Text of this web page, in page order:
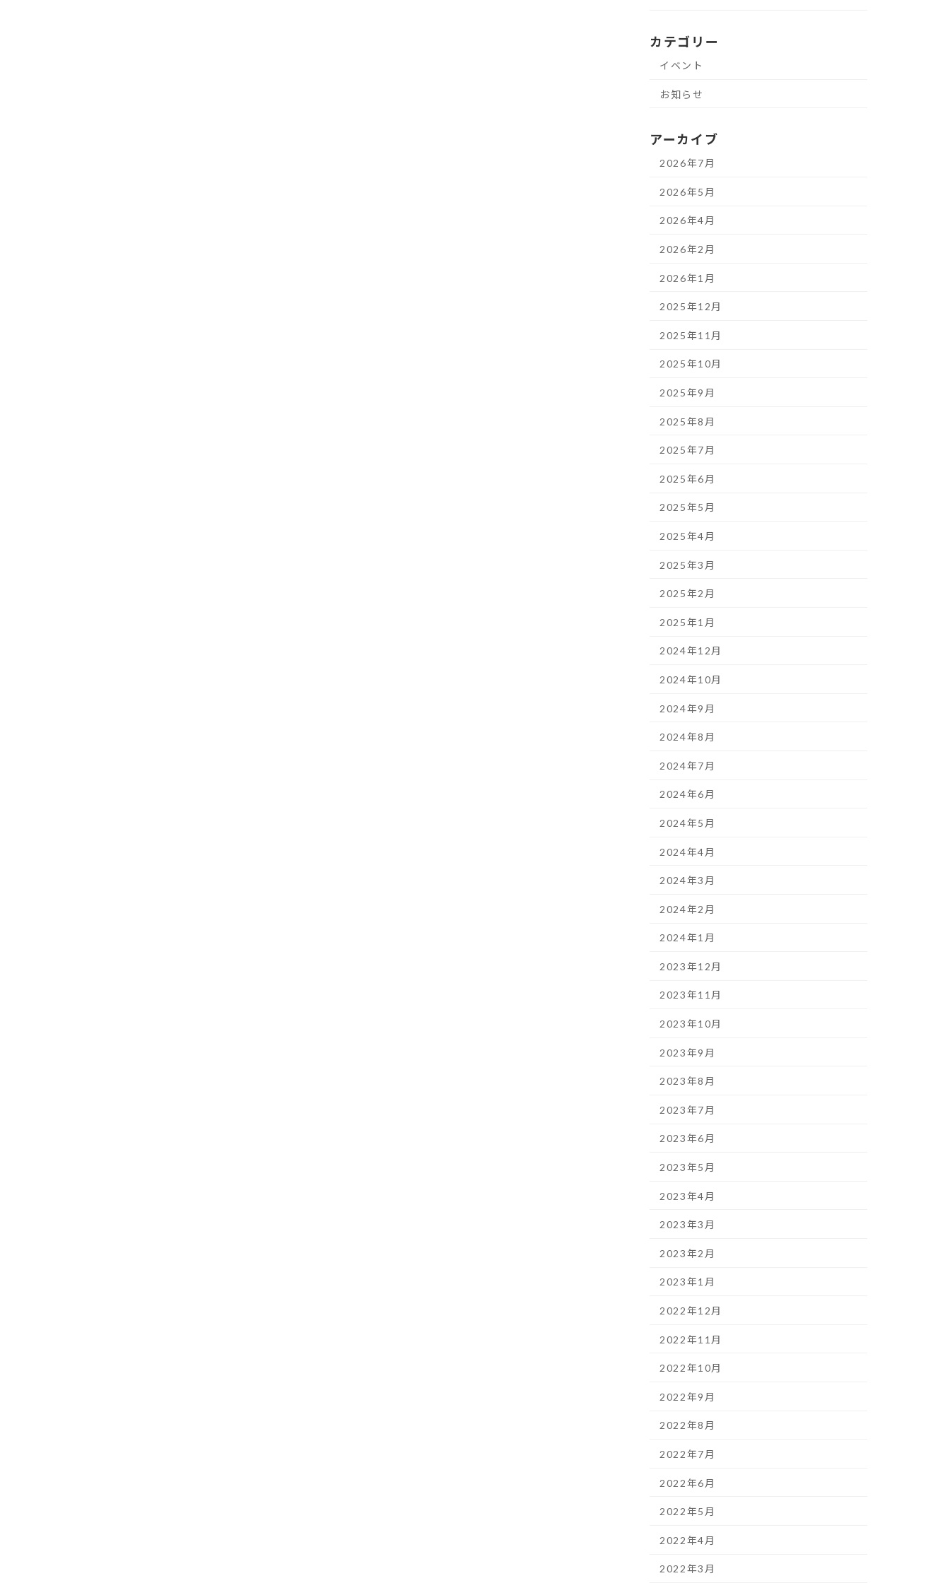
カテゴリー
イベント
お知らせ
アーカイブ
2026年7月
2026年5月
2026年4月
2026年2月
2026年1月
2025年12月
2025年11月
2025年10月
2025年9月
2025年8月
2025年7月
2025年6月
2025年5月
2025年4月
2025年3月
2025年2月
2025年1月
2024年12月
2024年10月
2024年9月
2024年8月
2024年7月
2024年6月
2024年5月
2024年4月
2024年3月
2024年2月
2024年1月
2023年12月
2023年11月
2023年10月
2023年9月
2023年8月
2023年7月
2023年6月
2023年5月
2023年4月
2023年3月
2023年2月
2023年1月
2022年12月
2022年11月
2022年10月
2022年9月
2022年8月
2022年7月
2022年6月
2022年5月
2022年4月
2022年3月